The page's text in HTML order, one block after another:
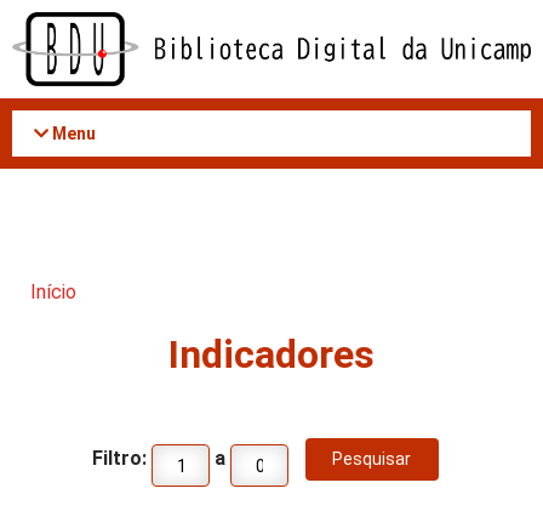
Acessar
conteúdo
Menu
Início
Indicadores
Filtro: a